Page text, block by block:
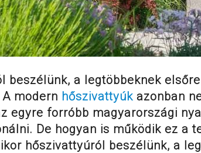
beszélünk, a legtöbbeknek
modern hőszivattyúk azonban
egyre forróbb magyarországi
De hogyan is működik ez a
hőszivattyúról beszélünk, a